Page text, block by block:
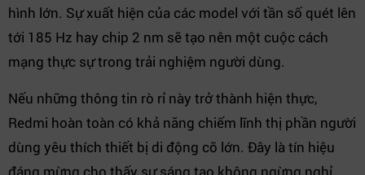
hình lớn. Sự xuất hiện của các model với tần số quét lên
tới 185 Hz hay chip 2 nm sẽ tạo nên một cuộc cách
mạng thực sự trong trải nghiệm người dùng.
Nếu những thông tin rò rỉ này trở thành hiện thực,
Redmi hoàn toàn có khả năng chiếm lĩnh thị phần người
dùng yêu thích thiết bị di động cỡ lớn. Đây là tín hiệu